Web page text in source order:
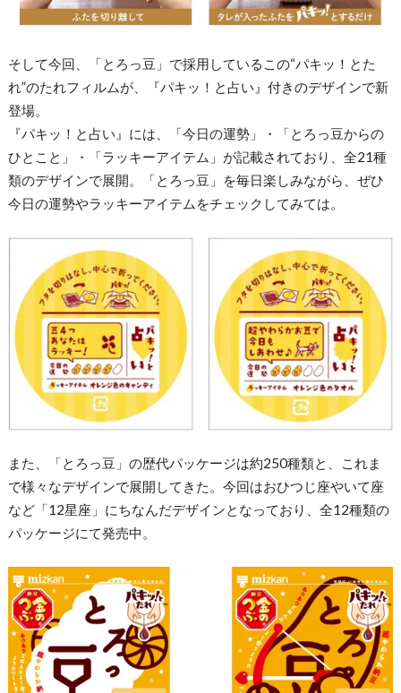
そして今回、「とろっ豆」で採用しているこの“パキッ！とた
れ”のたれフィルムが、『パキッ！と占い』付きのデザインで新
登場。
『パキッ！と占い』には、「今日の運勢」・「とろっ豆からの
ひとこと」・「ラッキーアイテム」が記載されており、全21種
類のデザインで展開。「とろっ豆」を毎日楽しみながら、ぜひ
今日の運勢やラッキーアイテムをチェックしてみては。
また、「とろっ豆」の歴代パッケージは約250種類と、これま
で様々なデザインで展開してきた。今回はおひつじ座やいて座
など「12星座」にちなんだデザインとなっており、全12種類の
パッケージにて発売中。